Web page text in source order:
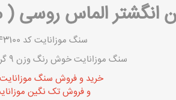
انگشتر الماس روسی
سنگ موزانایت کد 43100
سنگ موزانایت خوش رنگ وزن 9 گرم 45 قیراط
خرید و فروش سنگ
و فروش تک نگین